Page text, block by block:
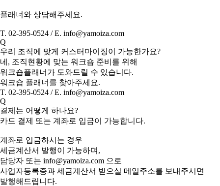
플래너와 상담해주세요.
T. 02-395-0524 / E. info@yamoiza.com
Q
우리 조직에 맞게 커스터마이징이 가능한가요?
네, 조직현황에 맞는 워크숍 준비를 위해
워크숍플래너가 도와드릴 수 있습니다.
워크숍 플래너를 찾아주세요.
T. 02-395-0524 / E. info@yamoiza.com
Q
결제는 어떻게 하나요?
카드 결제 또는 계좌로 입금이 가능합니다.
계좌로 입금하시는 경우
세금계산서 발행이 가능하며,
담당자 또는 info@yamoiza.com 으로
사업자등록증과 세금계산서 받으실 메일주소를 보내주시면
발행해드립니다.